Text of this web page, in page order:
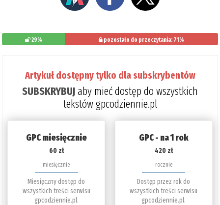
29% pozostało do przeczytania: 71%
Artykuł dostępny tylko dla subskrybentów
SUBSKRYBUJaby mieć dostęp do wszystkich
tekstów gpcodziennie.pl
GPC miesięcznie
60 zł
miesięcznie
Miesięczny dostęp do
wszystkich treści serwisu
gpcodziennie.pl.
GPC - na 1 rok
420 zł
rocznie
Dostęp przez rok do
wszystkich treści serwisu
gpcodziennie.pl.